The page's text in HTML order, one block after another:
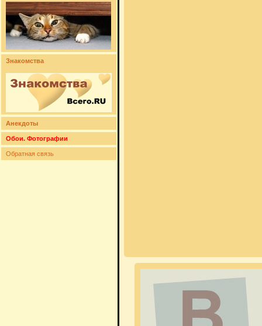
Знакомства
Анекдоты
Обои. Фотографии
Обратная связь